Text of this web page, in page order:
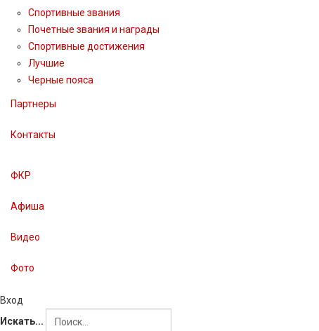
Спортивные звания
Почетные звания и награды
Спортивные достижения
Лучшие
Черные пояса
Партнеры
Контакты
ФКР
Афиша
Видео
Фото
Вход
Искать...